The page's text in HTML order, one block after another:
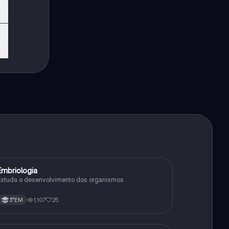
Biologia
o desenvolvimento dos organismos
3°EM 1,107 25